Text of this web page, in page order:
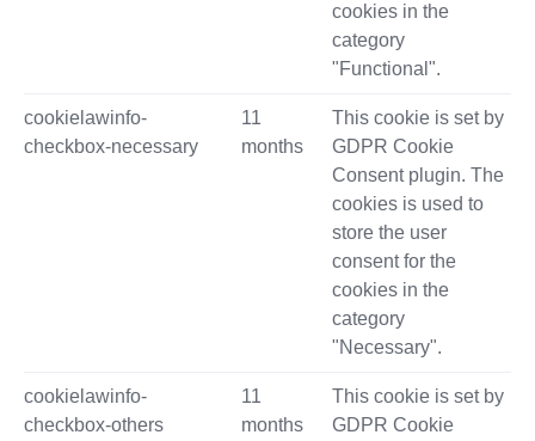
cookies in the
category
"Functional".
cookielawinfo-
checkbox-necessary
11
months
This cookie is set by
GDPR Cookie
Consent plugin. The
cookies is used to
store the user
consent for the
cookies in the
category
"Necessary".
cookielawinfo-
checkbox-others
11
months
This cookie is set by
GDPR Cookie